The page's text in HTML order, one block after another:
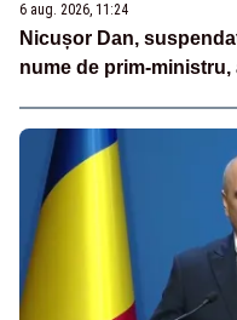
6 aug. 2026, 11:24
Nicușor Dan,
nume de prim-